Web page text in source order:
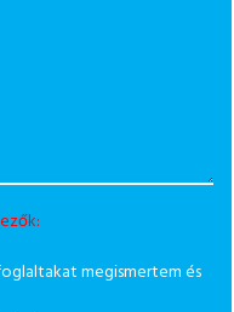
megismertem és